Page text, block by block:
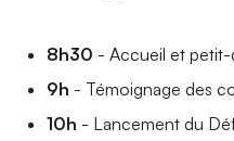
8h30 - Accueil et
9h - Témoignage des
10h - Lancement du